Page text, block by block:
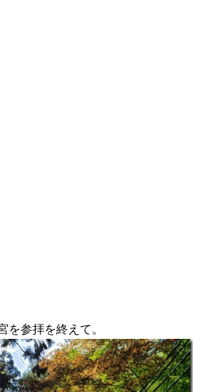
を参拝を終えて。